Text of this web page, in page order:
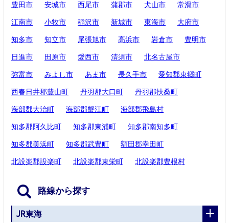
豊田市 安城市 西尾市 蒲郡市 犬山市 常滑市
江南市 小牧市 稲沢市 新城市 東海市 大府市
知多市 知立市 尾張旭市 高浜市 岩倉市 豊明市
日進市 田原市 愛西市 清須市 北名古屋市
弥富市 みよし市 あま市 長久手市 愛知郡東郷町
西春日井郡豊山町 丹羽郡大口町 丹羽郡扶桑町
海部郡大治町 海部郡蟹江町 海部郡飛島村
知多郡阿久比町 知多郡東浦町 知多郡南知多町
知多郡美浜町 知多郡武豊町 額田郡幸田町
北設楽郡設楽町 北設楽郡東栄町 北設楽郡豊根村
路線から探す
JR東海